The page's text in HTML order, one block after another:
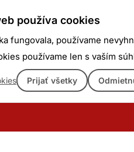
používa cookies
fungovala, používame
používame len s vaším
Prijať všetky